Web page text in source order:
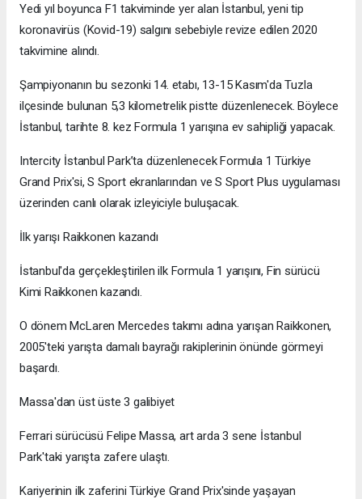
Yedi yıl boyunca F1 takviminde yer alan İstanbul, yeni tip
koronavirüs (Kovid-19) salgını sebebiyle revize edilen 2020
takvimine alındı.
Şampiyonanın bu sezonki 14. etabı, 13-15 Kasım'da Tuzla
ilçesinde bulunan 5,3 kilometrelik pistte düzenlenecek. Böylece
İstanbul, tarihte 8. kez Formula 1 yarışına ev sahipliği yapacak.
Intercity İstanbul Park’ta düzenlenecek Formula 1 Türkiye
Grand Prix'si, S Sport ekranlarından ve S Sport Plus uygulaması
üzerinden canlı olarak izleyiciyle buluşacak.
İlk yarışı Raikkonen kazandı
İstanbul'da gerçekleştirilen ilk Formula 1 yarışını, Fin sürücü
Kimi Raikkonen kazandı.
O dönem McLaren Mercedes takımı adına yarışan Raikkonen,
2005'teki yarışta damalı bayrağı rakiplerinin önünde görmeyi
başardı.
Massa'dan üst üste 3 galibiyet
Ferrari sürücüsü Felipe Massa, art arda 3 sene İstanbul
Park'taki yarışta zafere ulaştı.
Kariyerinin ilk zaferini Türkiye Grand Prix'sinde yaşayan